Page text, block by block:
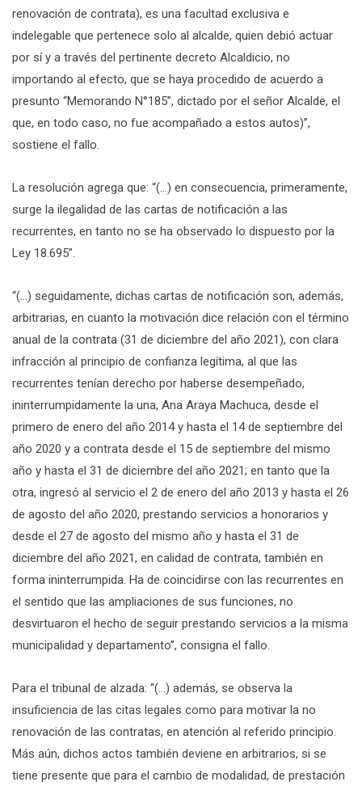
renovación de contrata), es una facultad exclusiva e
indelegable que pertenece solo al alcalde, quien debió actuar
por sí y a través del pertinente decreto Alcaldicio, no
importando al efecto, que se haya procedido de acuerdo a
presunto “Memorando N°185”, dictado por el señor Alcalde, el
que, en todo caso, no fue acompañado a estos autos)”,
sostiene el fallo.
La resolución agrega que: “(…) en consecuencia, primeramente,
surge la ilegalidad de las cartas de notificación a las
recurrentes, en tanto no se ha observado lo dispuesto por la
Ley 18.695”.
“(…) seguidamente, dichas cartas de notificación son, además,
arbitrarias, en cuanto la motivación dice relación con el término
anual de la contrata (31 de diciembre del año 2021), con clara
infracción al principio de confianza legítima, al que las
recurrentes tenían derecho por haberse desempeñado,
ininterrumpidamente la una, Ana Araya Machuca, desde el
primero de enero del año 2014 y hasta el 14 de septiembre del
año 2020 y a contrata desde el 15 de septiembre del mismo
año y hasta el 31 de diciembre del año 2021; en tanto que la
otra, ingresó al servicio el 2 de enero del año 2013 y hasta el 26
de agosto del año 2020, prestando servicios a honorarios y
desde el 27 de agosto del mismo año y hasta el 31 de
diciembre del año 2021, en calidad de contrata, también en
forma ininterrumpida. Ha de coincidirse con las recurrentes en
el sentido que las ampliaciones de sus funciones, no
desvirtuaron el hecho de seguir prestando servicios a la misma
municipalidad y departamento”, consigna el fallo.
Para el tribunal de alzada: “(…) además, se observa la
insuficiencia de las citas legales como para motivar la no
renovación de las contratas, en atención al referido principio.
Más aún, dichos actos también deviene en arbitrarios, si se
tiene presente que para el cambio de modalidad, de prestación